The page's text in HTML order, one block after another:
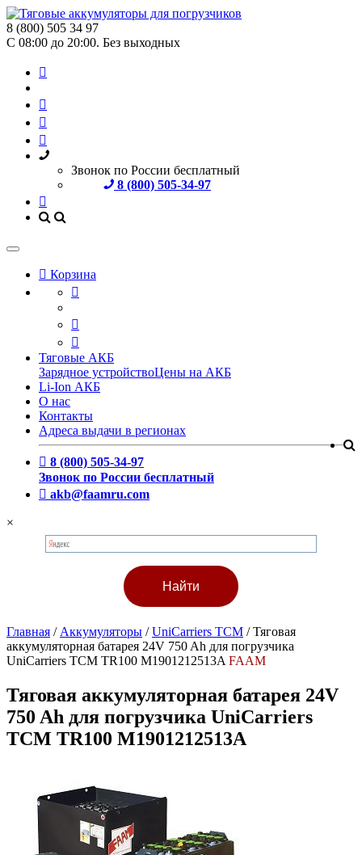
8 (800) 505 34 97
С 08:00 до 20:00. Без выходных
Звонок по России бесплатный
8 (800) 505-34-97
Корзина
Тяговые АКБ
Зарядное устройствоЦены на АКБ
Li-Ion АКБ
О нас
Контакты
Адреса выдачи в регионах
8 (800) 505-34-97
Звонок по России бесплатный
akb@faamru.com
×
Главная / Аккумуляторы /UniCarriers TCM /Тяговая
аккумуляторная батарея 24V 750 Ah для погрузчика
UniCarriers TCM TR100 M1901212513A FAAM
Тяговая аккумуляторная батарея 24V
750 Ah для погрузчика UniCarriers
TCM TR100 M1901212513A